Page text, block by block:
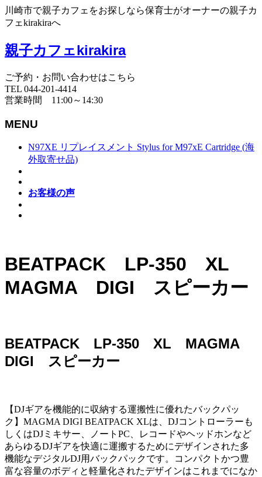
川崎市で親子カフェをお探しなら保育士がオーナーの親子カ
フェkirakiraへ
親子カフェkirakira
ご予約・お問い合わせはこちら
TEL 044-201-4414
営業時間 11:00～14:30
MENU
N97XE リプレイスメント Stylus for M97xE Cartridge (海
外取寄せ品)
お客様の声
BEATPACK LP-350 XL
MAGMA DIGI スピーカー
BEATPACK LP-350 XL MAGMA
DIGI スピーカー
【DJギアを機能的に収納する運搬性に優れたバックパッ
ク】MAGMA DIGI BEATPACK XLは、DJコントローラーも
しくはDJミキサー、ノートPC、レコードやヘッドホンなど
あらゆるDJギアを快適に運搬するためにデザインされた多
機能なデジタルDJ用バックパックです。コンパクトかつ豊
富な容量のボディと軽量化されたデザインはこれまでになか